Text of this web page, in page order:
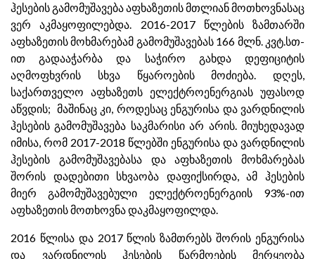
ჰესების გამომუშავება აფხაზეთის მთლიან მოთხოვნასაც
ვერ აკმაყოფილებდა. 2016-2017 წლების ზამთარში
აფხაზეთის მოხმარებამ გამომუშავებას 166 მლნ. კვტ.სთ-
ით გადააჭარბა და საჭირო გახდა დეფიციტის
აღმოფხვრის სხვა წყაროების მოძიება. დღეს,
საქართველო აფხაზეთს ელექტროენერგიას უფასოდ
აწვდის; მაშინაც კი, როდესაც ენგურისა და ვარდნილის
ჰესების გამომუშავება საკმარისი არ არის. მიუხედავად
იმისა, რომ 2017-2018 წლებში ენგურისა და ვარდნილის
ჰესების გამომუშავებასა და აფხაზეთის მოხმარებას
შორის დადებითი სხვაობა დაფიქსირდა, ამ ჰესების
მიერ გამომუშავებული ელექტროენერგიის 93%-ით
აფხაზეთის მოთხოვნა დაკმაყოფილდა.
2016 წლისა და 2017 წლის ზამთრებს შორის ენგურისა
და ვარდნილის ჰესების წარმოების მერყეობა